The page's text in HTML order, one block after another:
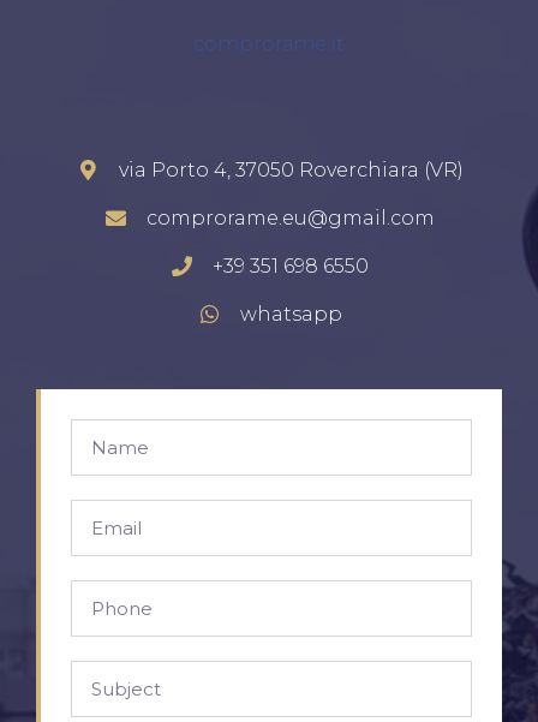
comprorame.it
via Porto 4, 37050 Roverchiara (VR)
comprorame.eu@gmail.com
+39 351 698 6550
whatsapp